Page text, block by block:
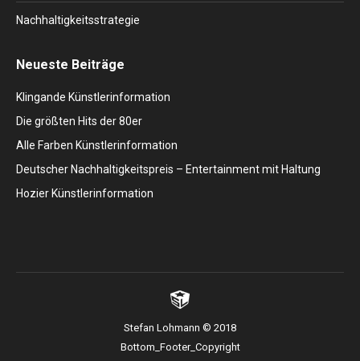
Nachhaltigkeitsstrategie
Neueste Beiträge
Klingande Künstlerinformation
Die größten Hits der 80er
Alle Farben Künstlerinformation
Deutscher Nachhaltigkeitspreis – Entertainment mit Haltung
Hozier Künstlerinformation
Stefan Lohmann © 2018
Bottom_Footer_Copyright